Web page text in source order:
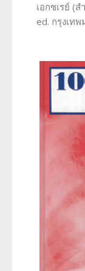
เอกซเรย์ (
ed. กรุงเท